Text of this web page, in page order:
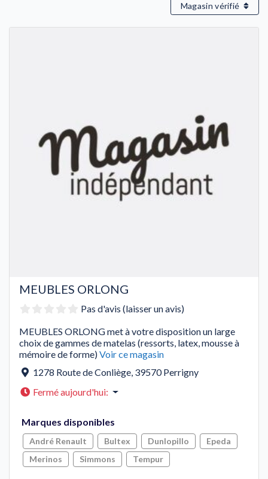
Magasin vérifié
MEUBLES ORLONG
Pas d'avis (laisser un avis)
MEUBLES ORLONG met à votre disposition un large
choix de gammes de matelas (ressorts, latex, mousse à
mémoire de forme)Voir ce magasin
1278 Route de Conliège, 39570 Perrigny
Fermé aujourd'hui:
Marques disponibles
André Renault Bultex Dunlopillo
Epeda
Merinos
Simmons Tempur